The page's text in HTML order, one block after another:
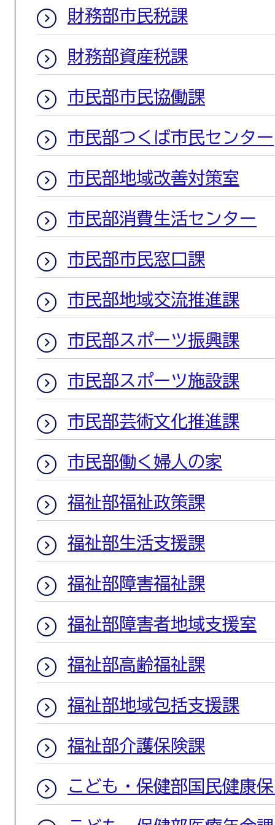
財務部市民税課
財務部資産税課
市民部市民協働課
市民部つくば市民センター
市民部地域改善対策室
市民部消費生活センター
市民部市民窓口課
市民部地域交流推進課
市民部スポーツ振興課
市民部スポーツ施設課
市民部芸術文化推進課
市民部働く婦人の家
福祉部福祉政策課
福祉部生活支援課
福祉部障害福祉課
福祉部障害者地域支援室
福祉部高齢福祉課
福祉部地域包括支援課
福祉部介護保険課
こども・保健部国民健康